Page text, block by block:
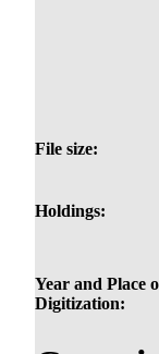
File size:
Holdings:
Year and Place
Digitization: